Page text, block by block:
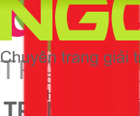
Có nên tự
1Fix.vn
Việc tự thay thế sò
am hiểu kỹ thuật.